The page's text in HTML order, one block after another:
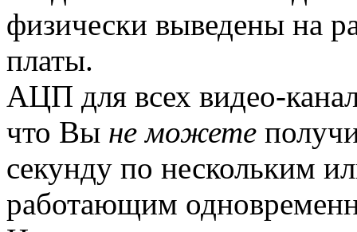
физически выведены на
платы.
АЦП для всех видео-
что Вы не можете
секунду по нескольким
работающим